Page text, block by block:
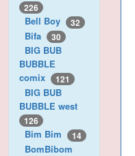
226
Bell Boy 32
Bifa 30
BIG BUB
BUBBLE
comix
121
BIG BUB
BUBBLE west
126
Bim Bim 14
BomBibom